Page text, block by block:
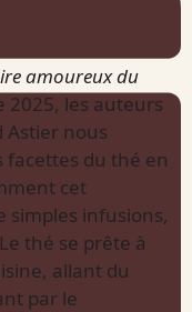
amoureux du
2025, les auteurs
Astier nous
du thé en
cet
simples infusions,
thé se prête à
allant du
par le